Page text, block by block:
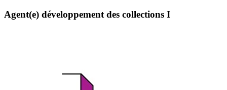
Agent(e) développement des collections I